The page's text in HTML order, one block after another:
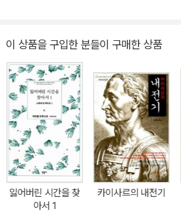
고 국민적 영웅으로 떠오르게 된다. 갈리아 원정
내전에서 승리자가 되면서 로마 제일의 권력자
의 집중을 견제하고자 했던 공화정 지지자들에
서 암살자들의 칼에 쓰러졌다. 그의 나이 56세
으며, 제45회 한국백상출판문화상 번역 부문을
이 상품을 구입한 분들이 구매한 상품
잃어버린 시간을 찾
아서 1
카이사르의 내전기